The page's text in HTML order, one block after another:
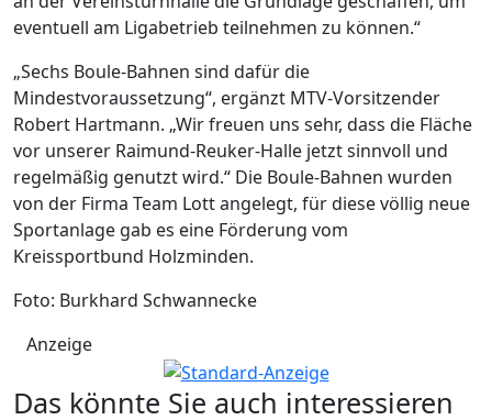
eventuell am Ligabetrieb teilnehmen zu können.“
„Sechs Boule-Bahnen sind dafür die
Mindestvoraussetzung“, ergänzt MTV-Vorsitzender
Robert Hartmann. „Wir freuen uns sehr, dass die Fläche
vor unserer Raimund-Reuker-Halle jetzt sinnvoll und
regelmäßig genutzt wird.“ Die Boule-Bahnen wurden
von der Firma Team Lott angelegt, für diese völlig neue
Sportanlage gab es eine Förderung vom
Kreissportbund Holzminden.
Foto: Burkhard Schwannecke
Anzeige
Das könnte Sie auch interessieren